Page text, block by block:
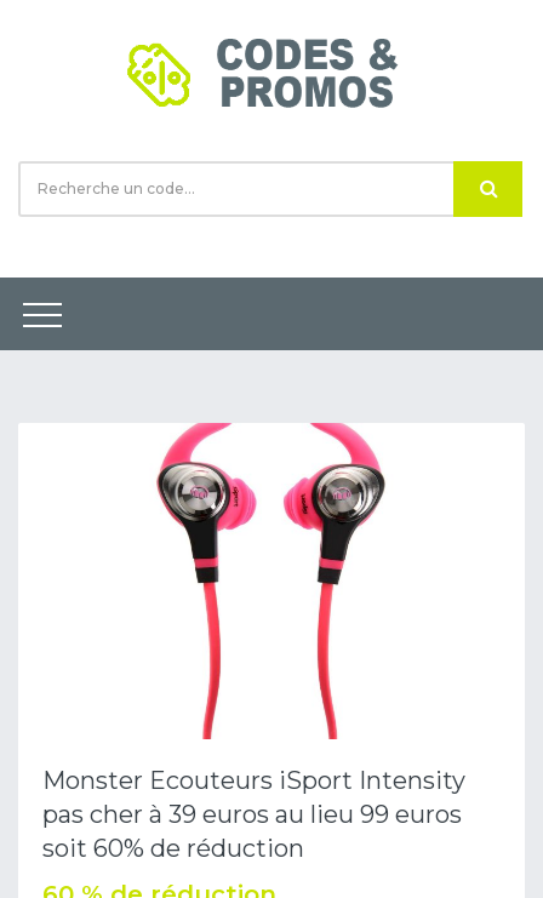
Monster Ecouteurs iSport Intensity
pas cher à 39 euros au lieu 99 euros
soit 60% de réduction